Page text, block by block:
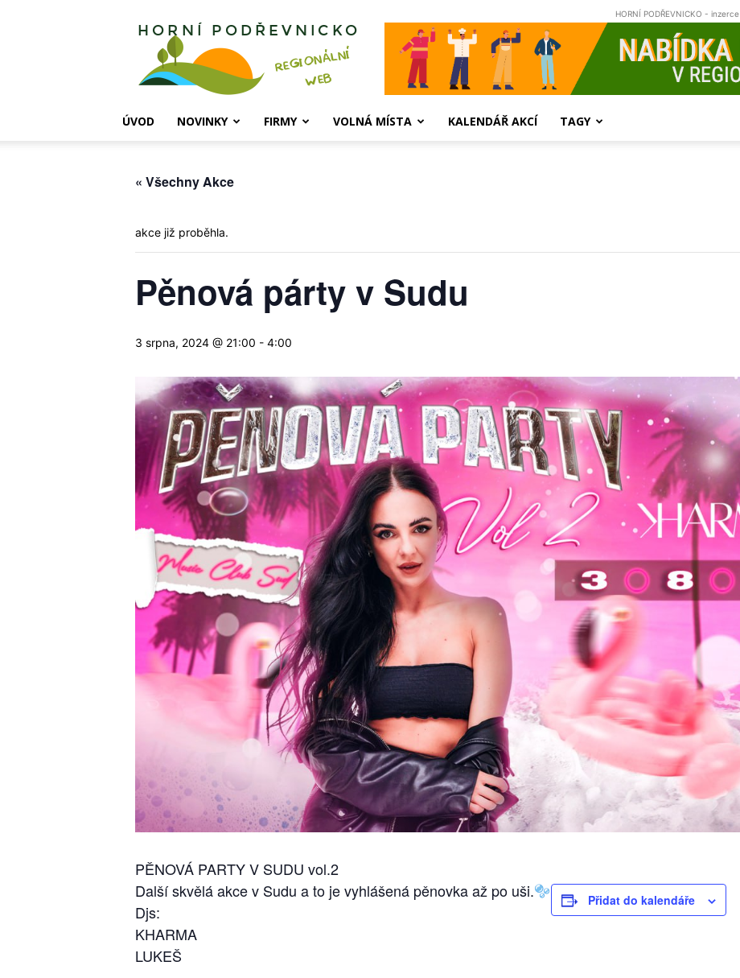
Horní
HORNÍ PODŘEVNICKO - inzerce
ÚVOD NOVINKY FIRMY VOLNÁ MÍSTA KALENDÁŘ AKCÍ TAGY
« Všechny Akce
akce již proběhla.
Pěnová párty v Sudu
3 srpna, 2024 @ 21:00 - 4:00
PĚNOVÁ PARTY V SUDU vol.2
Další skvělá akce v Sudu a to je vyhlášená pěnovka až po uši.
Djs:
KHARMA
LUKEŠ
Přidat do kalendáře